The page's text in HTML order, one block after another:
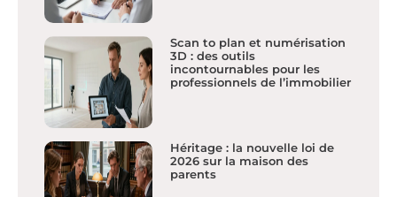
Scan to plan et numérisation
3D : des outils
incontournables pour les
professionnels de l’immobilier
Héritage : la nouvelle loi de
2026 sur la maison des
parents